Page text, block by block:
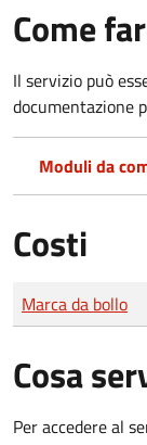
Come
Il servizio può
documentazione
Moduli da
Costi
Tipo di pagamento
Importo
Marca da bollo
Cosa
Per accedere al